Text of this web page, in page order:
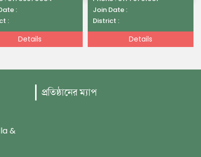
:
:
Details
Join Date :
District :
Details
&
প্রতিষ্ঠানের ম্যাপ